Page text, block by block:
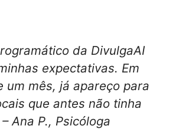
da DivulgaAI
expectativas. Em
um mês, já apareço para
que antes não tinha
Ana P., Psicóloga